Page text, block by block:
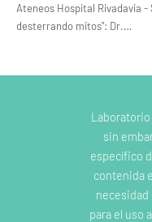
Ateneos Hospital Rivadavia
desterrando mitos": Dr.…
sin
específico
contenida
necesidad
para el uso